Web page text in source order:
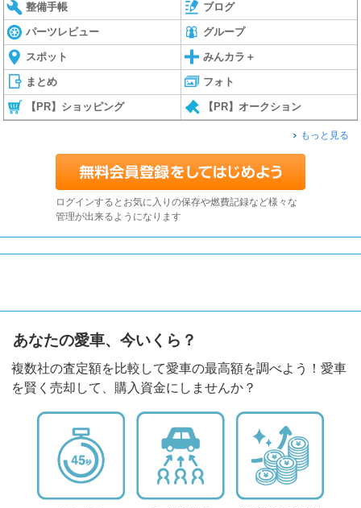
整備手帳 ブログ
パーツレビュー グループ
スポット みんカラ＋
まとめ フォト
【PR】ショッピング 【PR】オークション
もっと見る
ログインするとお気に入りの保存や燃費記録など様々な
管理が出来るようになります
あなたの愛車、今いくら？
複数社の査定額を比較して愛車の最高額を調べよう！愛車
を賢く売却して、購入資金にしませんか？